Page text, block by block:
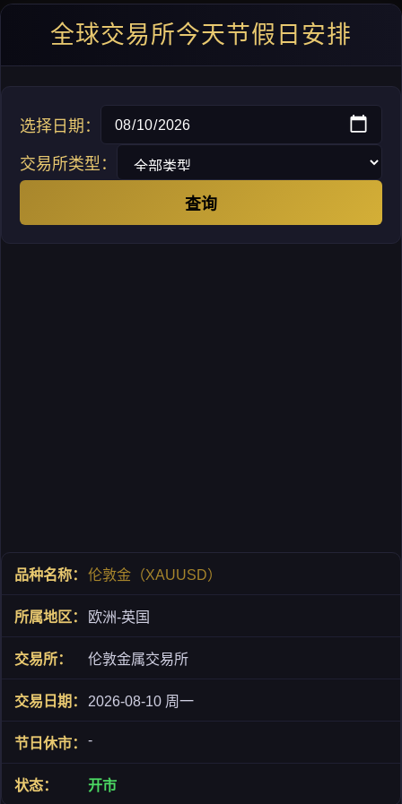
全球交易所今天节假日安排
选择日期：
交易所类型：
查询
伦敦金（XAUUSD）
欧洲-英国
伦敦金属交易所
2026-08-10 周一
-
开市